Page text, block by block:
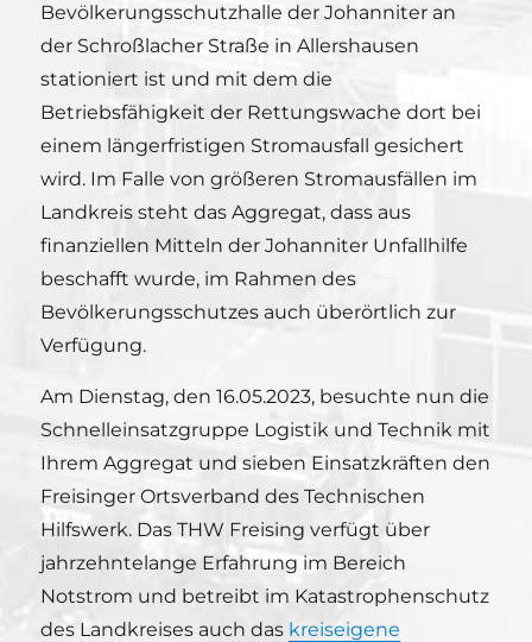
Bevölkerungsschutzhalle der Johanniter an
der Schroßlacher Straße in Allershausen
stationiert ist und mit dem die
Betriebsfähigkeit der Rettungswache dort bei
einem längerfristigen Stromausfall gesichert
wird. Im Falle von größeren Stromausfällen im
Landkreis steht das Aggregat, dass aus
finanziellen Mitteln der Johanniter Unfallhilfe
beschafft wurde, im Rahmen des
Bevölkerungsschutzes auch überörtlich zur
Verfügung.
Am Dienstag, den 16.05.2023, besuchte nun die
Schnelleinsatzgruppe Logistik und Technik mit
Ihrem Aggregat und sieben Einsatzkräften den
Freisinger Ortsverband des Technischen
Hilfswerk. Das THW Freising verfügt über
jahrzehntelange Erfahrung im Bereich
Notstrom und betreibt im Katastrophenschutz
des Landkreises auch das kreiseigene